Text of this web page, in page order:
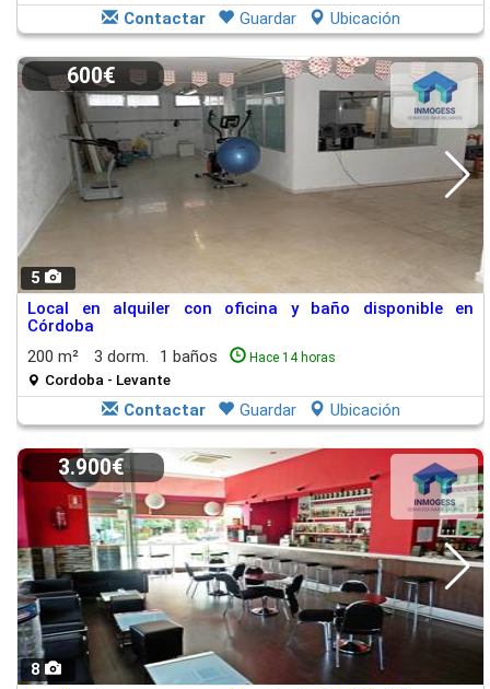
Contactar Guardar Ubicación
5
600€
Local en alquiler con oficina y baño disponible en
Córdoba
200 m²
3 dorm. 1 baños Hace 14 horas
Cordoba - Levante
Contactar Guardar Ubicación
8
3.900€